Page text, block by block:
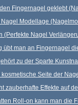
Fingernagel geklebt
Modellage
(Perfekte Nagel
übt man an Fingernagel
zu der Sparte
Seite der
zauberhafte Effekte auf
Roll-on kann man die